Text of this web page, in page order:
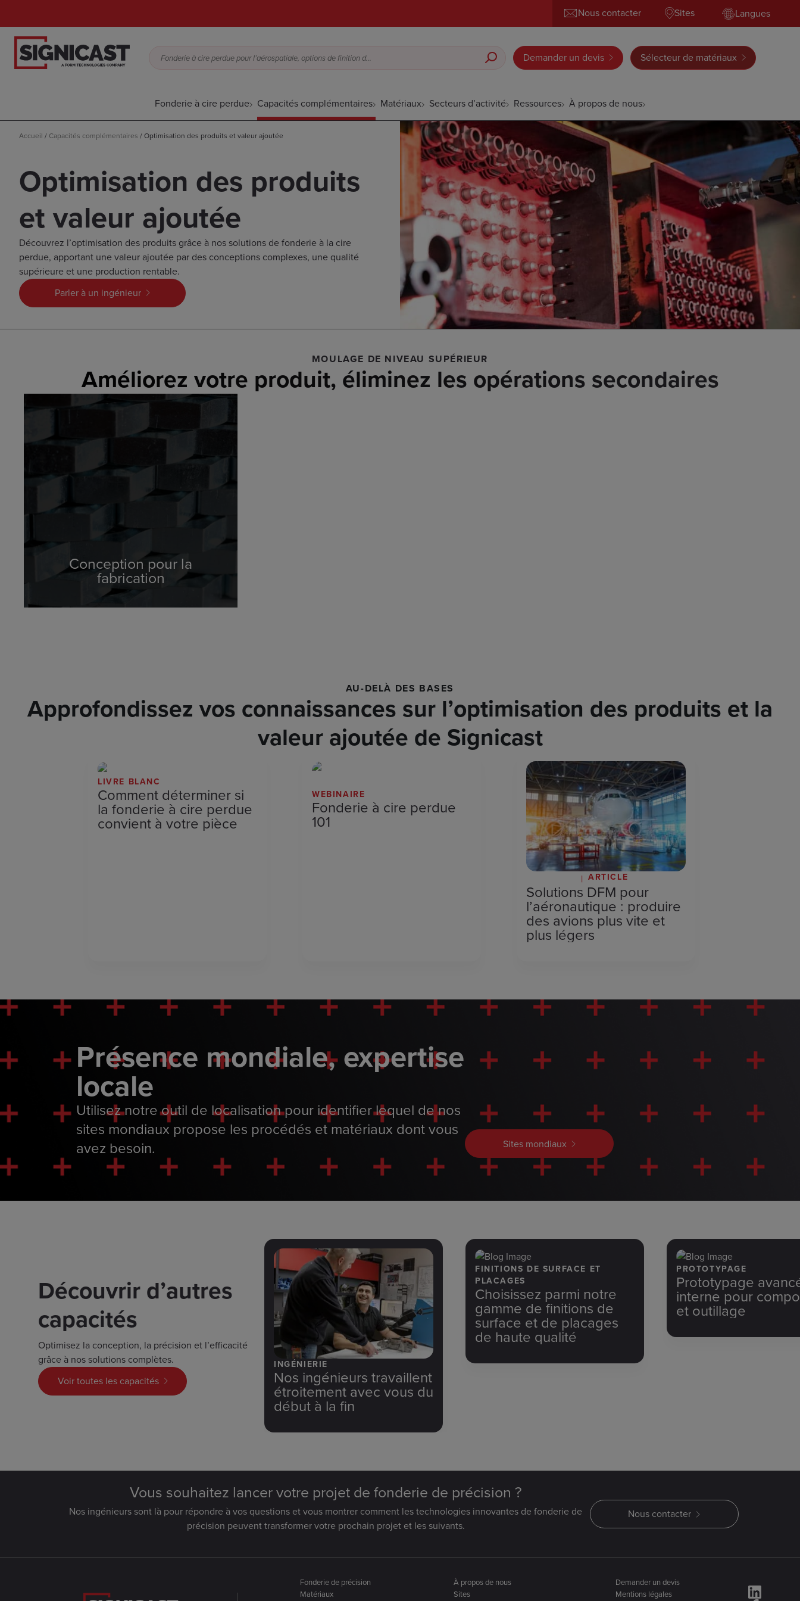
Nous contacter Sites Langues
Fonderie à cire perdue pour l’aérospatiale, options de finition de surface, etc. Demander un devis Sélecteur de matériaux
Fonderie à cire perdue Capacités complémentaires Matériaux Secteurs d’activité Ressources À propos de nous
Accueil / Capacités complémentaires /Optimisation des produits et valeur ajoutée
Optimisation des produits
et valeur ajoutée
Découvrez l’optimisation des produits grâce à nos solutions de fonderie à la cire
perdue, apportant une valeur ajoutée par des conceptions complexes, une qualité
supérieure et une production rentable.
Parler à un ingénieur
MOULAGE DE NIVEAU SUPÉRIEUR
Améliorez votre produit, éliminez les opérations secondaires
Conception pour la
fabrication
AU-DELÀ DES BASES
Approfondissez vos connaissances sur l’optimisation des produits et la
valeur ajoutée de Signicast
LIVRE BLANC
Comment déterminer si
la fonderie à cire perdue
convient à votre pièce
WEBINAIRE
Fonderie à cire perdue
101
ARTICLE
Solutions DFM pour
l’aéronautique : produire
des avions plus vite et
plus légers
Présence mondiale, expertise
locale
Utilisez notre outil de localisation pour identifier lequel de nos
sites mondiaux propose les procédés et matériaux dont vous
avez besoin.
Sites mondiaux
Découvrir d’autres
capacités
Optimisez la conception, la précision et l’efficacité
grâce à nos solutions complètes.
Voir toutes les capacités
INGÉNIERIE
Nos ingénieurs travaillent
étroitement avec vous du
début à la fin
FINITIONS DE SURFACE ET
PLACAGES
Choisissez parmi notre
gamme de finitions de
surface et de placages
de haute qualité
PROTOTYPAGE
Prototypage
interne pour
et outillage
Vous souhaitez lancer votre projet de fonderie de précision ?
Nos ingénieurs sont là pour répondre à vos questions et vous montrer comment les technologies innovantes de fonderie de
précision peuvent transformer votre prochain projet et les suivants.
Nous contacter
Fonderie de précision
Matériaux
À propos de nous
Sites
Demander un devis
Mentions légales